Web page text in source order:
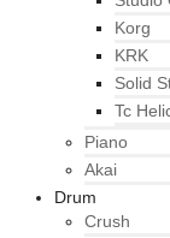
Korg
KRK
Solid
Tc
Piano
Akai
Drum
Crush